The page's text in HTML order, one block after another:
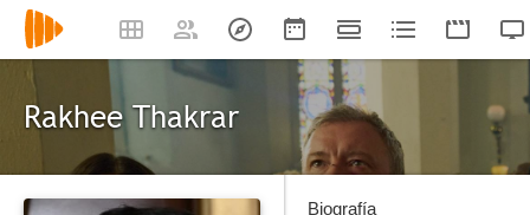
Rakhee Thakrar
Biografía